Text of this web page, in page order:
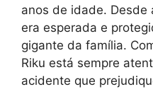
anos de idade. Desde
era esperada e
gigante da família.
Riku está sempre
acidente que